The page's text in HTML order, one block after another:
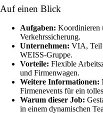
Auf einen Blick
Aufgaben: Koordinieren
Verkehrssicherung.
Unternehmen: VIA, Teil
WEISS-Gruppe.
Vorteile: Flexible
und Firmenwagen.
Weitere Informationen:
Firmenevents für ein
Warum dieser Job:
in einem dynamischen